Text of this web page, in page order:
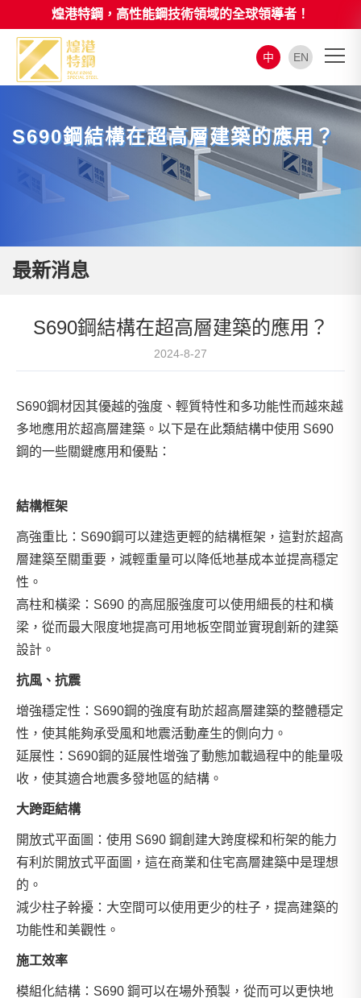
煌港特鋼，高性能鋼技術領域的全球領導者！
中 EN
S690鋼結構在超高層建築的應用？
最新消息
S690鋼結構在超高層建築的應用？
2024-8-27
S690鋼材因其優越的強度、輕質特性和多功能性而越來越
多地應用於超高層建築。以下是在此類結構中使用 S690
鋼的一些關鍵應用和優點：
結構框架
高強重比：S690鋼可以建造更輕的結構框架，這對於超高
層建築至關重要，減輕重量可以降低地基成本並提高穩定
性。
高柱和橫梁：S690 的高屈服強度可以使用細長的柱和橫
梁，從而最大限度地提高可用地板空間並實現創新的建築
設計。
抗風、抗震
增強穩定性：S690鋼的強度有助於超高層建築的整體穩定
性，使其能夠承受風和地震活動產生的側向力。
延展性：S690鋼的延展性增強了動態加載過程中的能量吸
收，使其適合地震多發地區的結構。
大跨距結構
開放式平面圖：使用 S690 鋼創建大跨度樑和桁架的能力
有利於開放式平面圖，這在商業和住宅高層建築中是理想
的。
減少柱子幹擾：大空間可以使用更少的柱子，提高建築的
功能性和美觀性。
施工效率
模組化結構：S690 鋼可以在場外預製，從而可以更快地